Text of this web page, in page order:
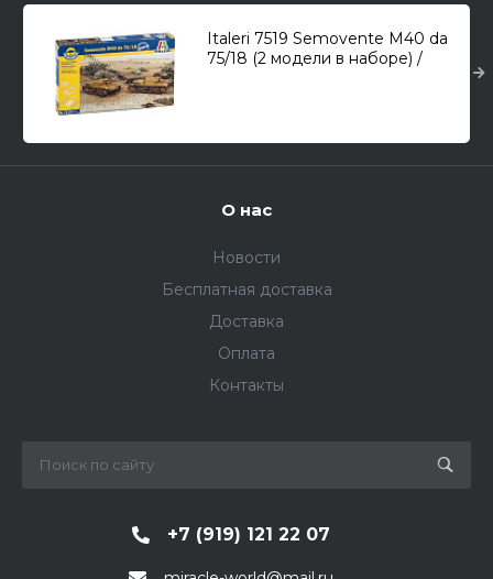
Italeri 7519 Semovente M40 da
75/18 (2 модели в наборе) /
О нас
Новости
Бесплатная доставка
Доставка
Оплата
Контакты
+7 (919) 121 22 07